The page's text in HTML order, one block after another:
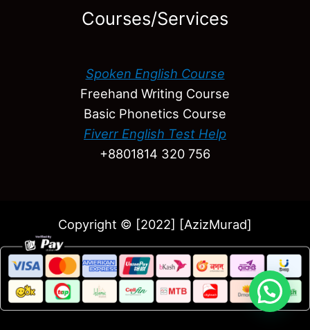
Courses/Services
Spoken English Course
Freehand Writing Course
Basic Phonetics Course
Fiverr English Test Help
+8801814 320 756
Copyright © [2022] [AzizMurad]